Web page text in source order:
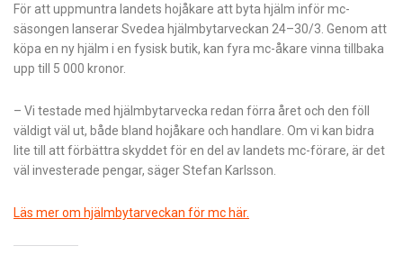
För att uppmuntra landets hojåkare att byta hjälm inför mc-
säsongen lanserar Svedea hjälmbytarveckan 24–30/3. Genom att
köpa en ny hjälm i en fysisk butik, kan fyra mc-åkare vinna tillbaka
upp till 5 000 kronor.
– Vi testade med hjälmbytarvecka redan förra året och den föll
väldigt väl ut, både bland hojåkare och handlare. Om vi kan bidra
lite till att förbättra skyddet för en del av landets mc-förare, är det
väl investerade pengar, säger Stefan Karlsson.
Läs mer om hjälmbytarveckan för mc här.